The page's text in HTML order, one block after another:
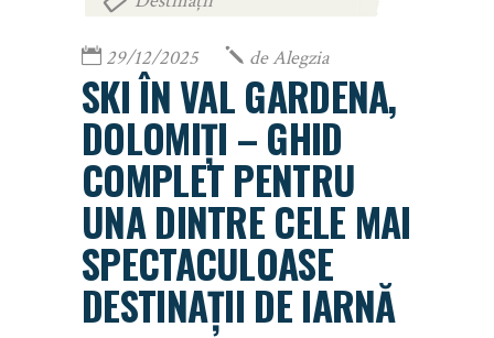
29/12/2025 deAlegzia
SKI ÎN VAL GARDENA,
DOLOMIȚI – GHID
COMPLET PENTRU
UNA DINTRE CELE MAI
SPECTACULOASE
DESTINAȚII DE IARNĂ